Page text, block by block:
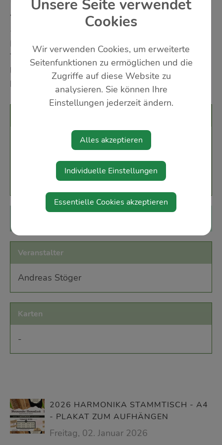
ANDREAS STÖGER
- Triff Gleichgesinnte - Spiele deine
Lieblingsstücke auf der Steirischen Harmonika -
Tausche dich aus, teile deine Erfahrungen und
lerne voneinander - auch andere Instrumente sind
herzlich Willkommen
Gasthaus "Zum Jagawirt", Krifter
3352 St. Peter / Au
Veranstalter
Andreas Stöger
Karten
-
2026 HARMONIKA STAMMTISCH - A4
- PLAKAT ZUM AUFHÄNGEN
Freitag, 02. Januar 2026
Unsere Seite verwendet
Cookies
Wir verwenden Cookies, um erweiterte
Seitenfunktionen zu ermöglichen und die
Zugriffe auf diese Website zu
analysieren. Sie können Ihre
Einstellungen jederzeit ändern.
Alles akzeptieren
Individuelle Einstellungen
Essentielle Cookies akzeptieren